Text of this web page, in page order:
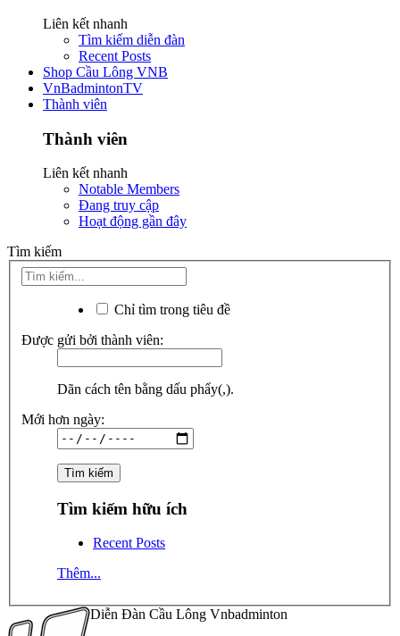
Liên kết nhanh
Tìm kiếm diễn đàn
Recent Posts
Shop Cầu Lông VNB
VnBadmintonTV
Thành viên
Thành viên
Liên kết nhanh
Notable Members
Đang truy cập
Hoạt động gần đây
Tìm kiếm
Chỉ tìm trong tiêu đề
Được gửi bởi thành viên:
Dãn cách tên bằng dấu phẩy(,).
Mới hơn ngày:
Tìm kiếm hữu ích
Recent Posts
Thêm...
Diễn Đàn Cầu Lông Vnbadminton